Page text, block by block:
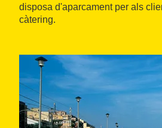
disposa d'aparcament per als
càtering.